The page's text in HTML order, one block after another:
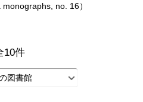
no. 16）
10件
図書館